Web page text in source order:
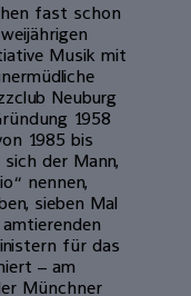
fast schon
Musik mit
Neuburg
1958
1985 bis
der Mann,
nennen,
sieben Mal
für das
– am
Münchner